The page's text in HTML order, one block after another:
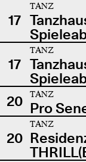
17
TANZ
17
TANZ
20
TANZ
Pro
20
TANZ